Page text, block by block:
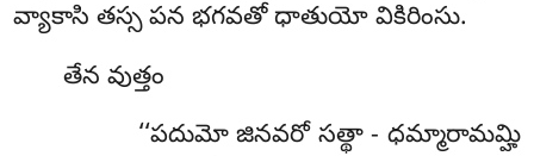
వ్యాకాసి తస్స పన భగవతో ధాతుయో వికిరింసు.
తేన వుత్తం
‘‘పదుమో జినవరో సత్థా - ధమ్మారామమ్హి